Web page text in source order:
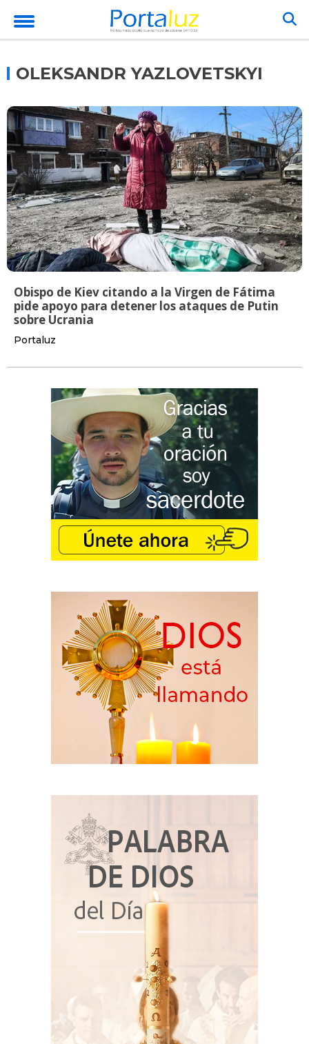
OLEKSANDR YAZLOVETSKYI
Obispo de Kiev citando a la Virgen de Fátima
pide apoyo para detener los ataques de Putin
sobre Ucrania
Portaluz